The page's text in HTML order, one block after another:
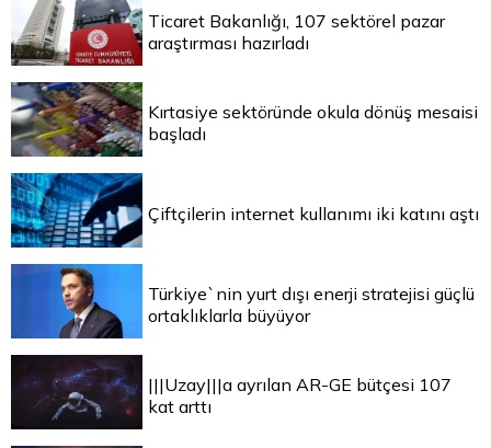
Ticaret Bakanlığı, 107 sektörel pazar
araştırması hazırladı
Kırtasiye sektöründe okula dönüş mesaisi
başladı
Çiftçilerin internet kullanımı iki katını aştı
Türkiye`nin yurt dışı enerji stratejisi güçlü
ortaklıklarla büyüyor
|||Uzay|||a ayrılan AR-GE bütçesi 107
kat arttı